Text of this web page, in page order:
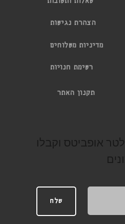
שלח
אופביטס וקבלו
תקנון האתר
מדיניות משלוחים
הצהרת נגישות
רשימת חנויות